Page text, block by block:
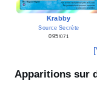
Krabby
Source Secrète
095/071
Apparitions sur